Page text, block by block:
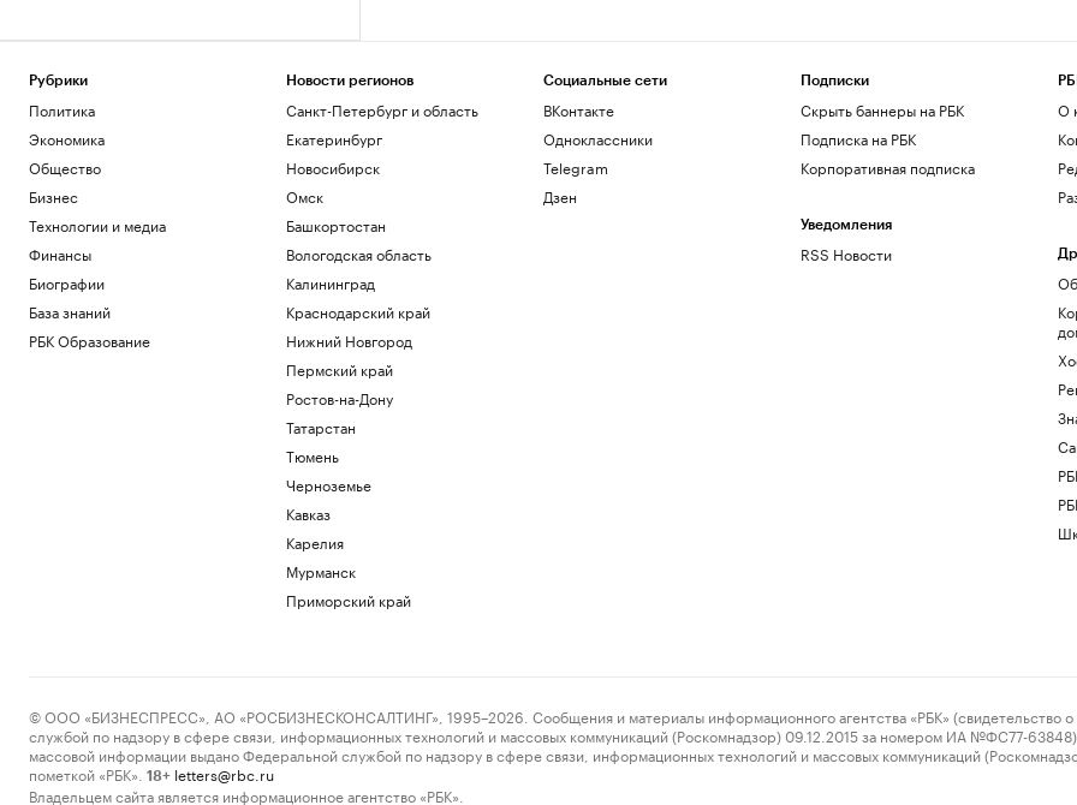
Рубрики
Политика
Экономика
Общество
Бизнес
Технологии и медиа
Финансы
Биографии
База знаний
РБК Образование
Новости регионов
Санкт-Петербург и область
Екатеринбург
Новосибирск
Омск
Башкортостан
Вологодская область
Калининград
Краснодарский край
Нижний Новгород
Пермский край
Ростов-на-Дону
Татарстан
Тюмень
Черноземье
Кавказ
Карелия
Мурманск
Приморский край
Социальные сети
ВКонтакте
Одноклассники
Telegram
Дзен
Подписки
Скрыть баннеры на РБК
Подписка на РБК
Корпоративная подписка
Уведомления
RSS Новости
О
© ООО «БИЗНЕСПРЕСС», АО «РОСБИЗНЕСКОНСАЛТИНГ», 1995–2026. Сообщения и материалы информационного агентства «РБК» (свидетельство о
службой по надзору в сфере связи, информационных технологий и массовых коммуникаций (Роскомнадзор) 09.12.2015 за номером ИА №ФС77-63848)
массовой информации выдано Федеральной службой по надзору в сфере связи, информационных технологий и массовых коммуникаций
пометкой «РБК».
18+ letters@rbc.ru
Владельцем сайта является информационное агентство «РБК».